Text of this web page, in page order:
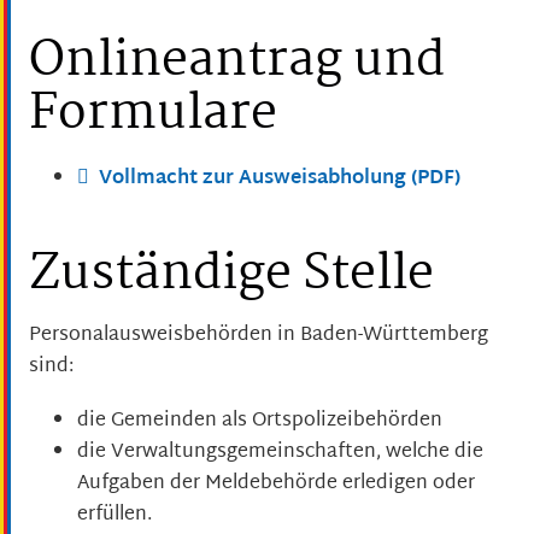
Onlineantrag und
Formulare
Vollmacht zur Ausweisabholung (PDF)
Zuständige Stelle
Personalausweisbehörden in Baden-Württemberg
sind:
die Gemeinden als Ortspolizeibehörden
die Verwaltungsgemeinschaften,welche die
Aufgaben der Meldebehörde erledigen oder
erfüllen.